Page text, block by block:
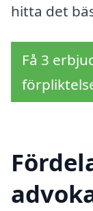
hitta det
Få 3